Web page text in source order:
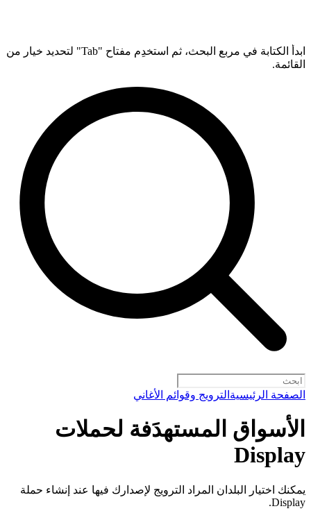
ابدأ الكتابة في مربع البحث، ثم استخدِم مفتاح "Tab" لتحديد خيار من
القائمة.
الصفحة الرئيسية الترويج وقوائم الأغاني
الأسواق المستهدَفة لحملات
Display
يمكنك اختيار البلدان المراد الترويج لإصدارك فيها عند إنشاء حملة
Display.